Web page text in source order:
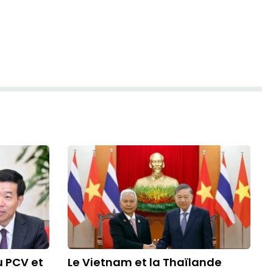
PCV et Le Vietnam et la Thaïlande